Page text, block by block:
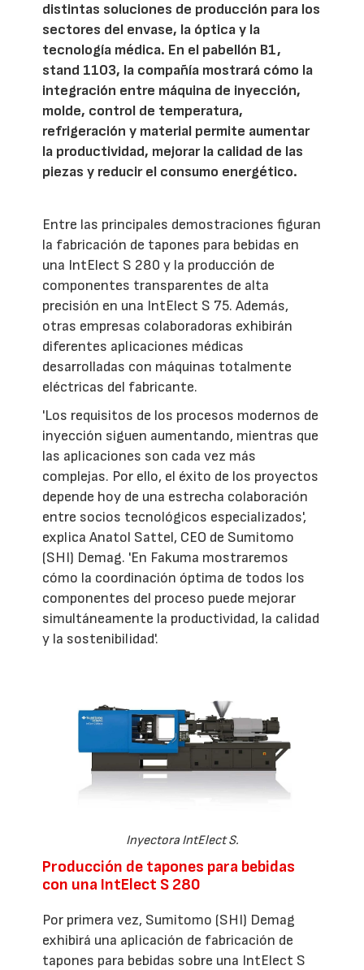
distintas soluciones de producción para los
sectores del envase, la óptica y la
tecnología médica. En el pabellón B1,
stand 1103, la compañía mostrará cómo la
integración entre máquina de inyección,
molde, control de temperatura,
refrigeración y material permite aumentar
la productividad, mejorar la calidad de las
piezas y reducir el consumo energético.
Entre las principales demostraciones figuran
la fabricación de tapones para bebidas en
una IntElect S 280 y la producción de
componentes transparentes de alta
precisión en una IntElect S 75. Además,
otras empresas colaboradoras exhibirán
diferentes aplicaciones médicas
desarrolladas con máquinas totalmente
eléctricas del fabricante.
'Los requisitos de los procesos modernos de
inyección siguen aumentando, mientras que
las aplicaciones son cada vez más
complejas. Por ello, el éxito de los proyectos
depende hoy de una estrecha colaboración
entre socios tecnológicos especializados',
explica Anatol Sattel, CEO de Sumitomo
(SHI) Demag. 'En Fakuma mostraremos
cómo la coordinación óptima de todos los
componentes del proceso puede mejorar
simultáneamente la productividad, la calidad
y la sostenibilidad'.
Inyectora IntElect S.
Producción de tapones para bebidas
con una IntElect S 280
Por primera vez, Sumitomo (SHI) Demag
exhibirá una aplicación de fabricación de
tapones para bebidas sobre una IntElect S